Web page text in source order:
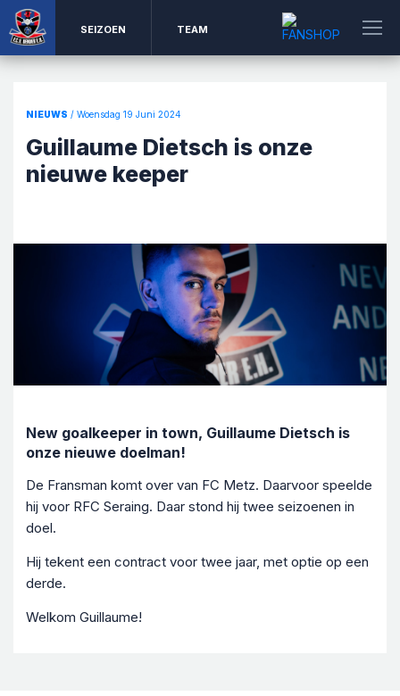
SEIZOEN TEAM
NIEUWS / Woensdag 19 Juni 2024
Guillaume Dietsch is onze
nieuwe keeper
New goalkeeper in town, Guillaume Dietsch is
onze nieuwe doelman!
De Fransman komt over van FC Metz. Daarvoor speelde
hij voor RFC Seraing. Daar stond hij twee seizoenen in
doel.
Hij tekent een contract voor twee jaar, met optie op een
derde.
Welkom Guillaume!